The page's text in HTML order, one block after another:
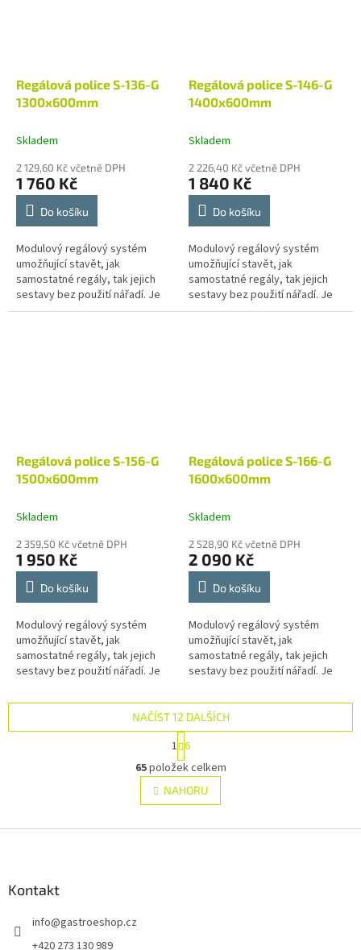
Regálová police S-136-G
1300x600mm
Skladem
2 129,60 Kč včetně DPH
1 760 Kč
Do košíku
Modulový regálový systém
umožňující stavět, jak
samostatné regály, tak jejich
sestavy bez použití nářadí. Je
vhodný pro skladové zázemí
Regálová police S-146-G
1400x600mm
Skladem
2 226,40 Kč včetně DPH
1 840 Kč
Do košíku
Modulový regálový systém
umožňující stavět, jak
samostatné regály, tak jejich
sestavy bez použití nářadí. Je
vhodný pro skladové zázemí
Regálová police S-156-G
1500x600mm
Skladem
2 359,50 Kč včetně DPH
1 950 Kč
Do košíku
Modulový regálový systém
umožňující stavět, jak
samostatné regály, tak jejich
sestavy bez použití nářadí. Je
prodejen, chladíren, restaurací
Regálová police S-166-G
1600x600mm
Skladem
2 528,90 Kč včetně DPH
2 090 Kč
Do košíku
Modulový regálový systém
umožňující stavět, jak
samostatné regály, tak jejich
sestavy bez použití nářadí. Je
prodejen, chladíren, restaurací
a dalších...
O
v
l
á
NAČÍST 12 DALŠÍCH
t
r
á
n
k
v
1 6
65položek celkem
NAHORU
Kontakt
info@gastroeshop.cz
+420 273 130 989